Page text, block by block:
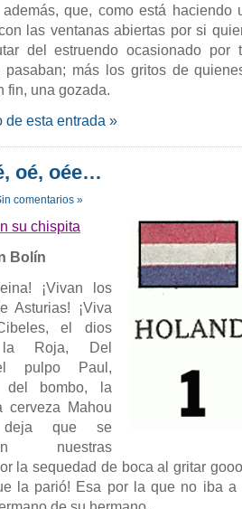
además, que, como está
las ventanas abiertas por si
del estruendo ocasionado
pasaban; más los gritos de
fin, una gozada.
de esta entrada »
oé, oée…
comentarios »
su chispita
Bolín
¡Vivan los
Asturias! ¡Viva
el dios
la Roja, Del
pulpo Paul,
del bombo, la
cerveza Mahou
que se
nuestras
la sequedad de boca al gritar
la parió! Esa por la que no iba a